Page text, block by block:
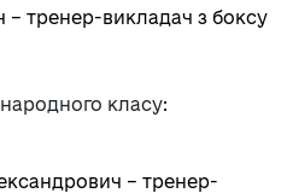
– тренер-викладач з боксу
класу:
– тренер-